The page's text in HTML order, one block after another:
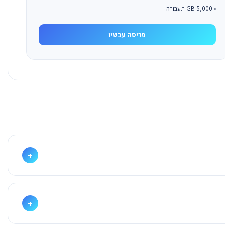
• 5,000 GB תעבורה
פריסה עכשיו
+
+